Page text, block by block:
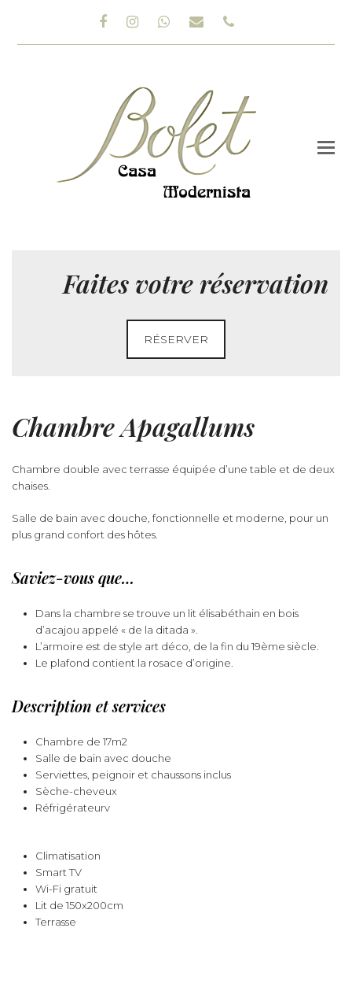
FacebookInstagramWhatsapp
EmailPhone
Faites votre réservation
RÉSERVER
Chambre Apagallums
Chambre double avec terrasse équipée d’une table et de deux
chaises.
Salle de bain avec douche, fonctionnelle et moderne, pour un
plus grand confort des hôtes.
Saviez-vous que…
Dans la chambre se trouve un lit élisabéthain en bois
d’acajou appelé « de la ditada ».
L’armoire est de style art déco, de la fin du 19ème siècle.
Le plafond contient la rosace d’origine.
Description et services
Chambre de 17m2
Salle de bain avec douche
Serviettes, peignoir et chaussons inclus
Sèche-cheveux
Réfrigérateurv
Climatisation
Smart TV
Wi-Fi gratuit
Lit de 150x200cm
Terrasse